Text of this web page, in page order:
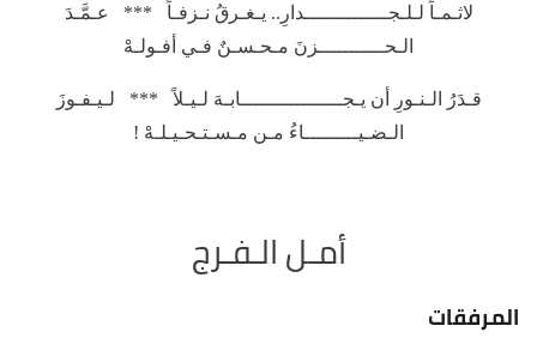
لاثـمـاً لـلـجــــــــــــــدارِ.. يـغـرقُ نـزفـاً *** عـمَّـدَ
الـحـــــــــــزنَ مـحـسـنٌ فـي أفـولـهْ
قـدَرُ الـنـورِ أن يـجـــــــــــــــــابـهَ لـيـلاً *** لـيـفـوزَ
الـضـيـــــــــاءُ مـن مـسـتـحـيـلـهْ !
أمـل الـفـرج
المرفقات